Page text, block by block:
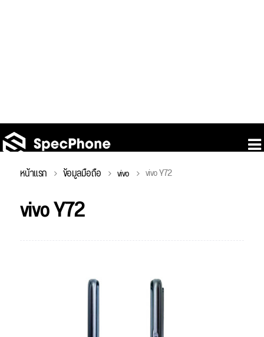
หน้าแรก ข้อมูลมือถือ vivo vivo Y72
vivo Y72